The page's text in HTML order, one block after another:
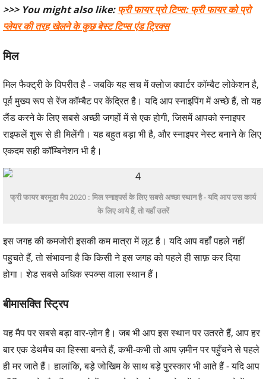
>>> You might also like: फ्री फायर प्रो टिप्स: फ्री फायर को प्रो
प्लेयर की तरह खेलने के कुछ बेस्ट टिप्स एंड ट्रिक्स
मिल
मिल फैक्ट्री के विपरीत है - जबकि यह सच में क्लोज क्वार्टर कॉम्बैट लोकेशन है,
पूर्व मुख्य रूप से रेंज कॉम्बैट पर केंद्रित है। यदि आप स्नाइपिंग में अच्छे हैं, तो यह
लैंड करने के लिए सबसे अच्छी जगहों में से एक होगी, जिसमें आपको स्नाइपर
राइफलें शुरू से ही मिलेंगी। यह बहुत बड़ा भी है, और स्नाइपर नेस्ट बनाने के लिए
एकदम सही कॉम्बिनेशन भी है।
फ्री फायर बरमूडा मैप 2020 : मिल स्नाइपर्स के लिए सबसे अच्छा स्थान है - यदि आप उस कार्य
के लिए आये हैं, तो यहाँ उतरें
इस जगह की कमजोरी इसकी कम मात्रा में लूट है। यदि आप वहाँ पहले नहीं
पहुचते हैं, तो संभावना है कि किसी ने इस जगह को पहले ही साफ़ कर दिया
होगा। शेड सबसे अधिक स्पव्न्स वाला स्थान हैं।
बीमासक्ति स्ट्रिप
यह मैप पर सबसे बड़ा वार-ज़ोन है। जब भी आप इस स्थान पर उतरते हैं, आप हर
बार एक डेथमैच का हिस्सा बनते हैं, कभी-कभी तो आप ज़मीन पर पहुँचने से पहले
ही मर जाते हैं। हालांकि, बड़े जोखिम के साथ बड़े पुरस्कार भी आते हैं - यदि आप